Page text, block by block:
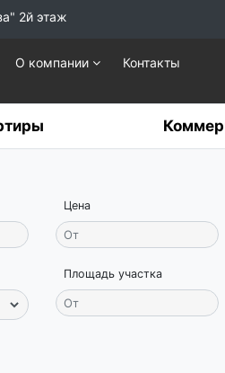
2й этаж
О компании Контакты
Цена
Площадь участка